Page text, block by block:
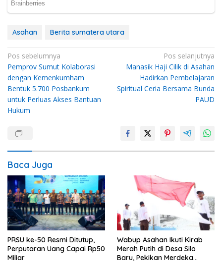
Asahan Berita sumatera utara
Navigasi
pos
Pos sebelumnya
Pemprov Sumut Kolaborasi
dengan Kemenkumham
Bentuk 5.700 Posbankum
untuk Perluas Akses Bantuan
Hukum
Pos selanjutnya
Manasik Haji Cilik di Asahan
Hadirkan Pembelajaran
Spiritual Ceria Bersama Bunda
PAUD
Baca Juga
PRSU ke-50 Resmi Ditutup,
Perputaran Uang Capai Rp50
Miliar
Wabup Asahan Ikuti Kirab
Merah Putih di Desa Silo
Baru, Pekikan Merdeka